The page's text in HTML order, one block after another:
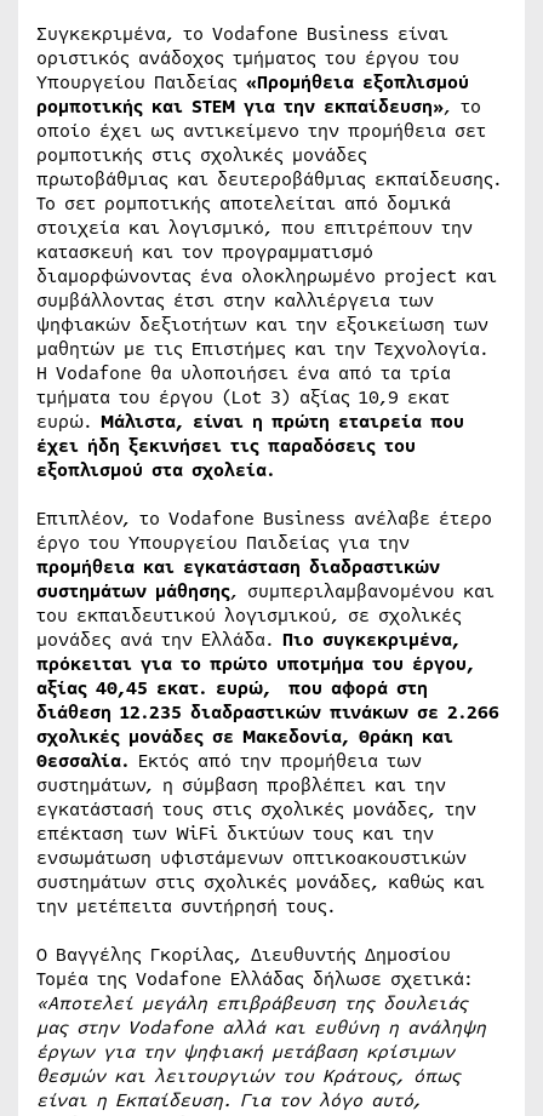
Συγκεκριμένα, το Vodafone Business είναι
οριστικός ανάδοχος τμήματος του έργου του
Υπουργείου Παιδείας «Προμήθεια εξοπλισμού
ρομποτικής και STEM για την εκπαίδευση», το
οποίο έχει ως αντικείμενο την προμήθεια σετ
ρομποτικής στις σχολικές μονάδες
πρωτοβάθμιας και δευτεροβάθμιας εκπαίδευσης.
Το σετ ρομποτικής αποτελείται από δομικά
στοιχεία και λογισμικό, που επιτρέπουν την
κατασκευή και τον προγραμματισμό
διαμορφώνοντας ένα ολοκληρωμένο project και
συμβάλλοντας έτσι στην καλλιέργεια των
ψηφιακών δεξιοτήτων και την εξοικείωση των
μαθητών με τις Επιστήμες και την Τεχνολογία.
Η Vodafone θα υλοποιήσει ένα από τα τρία
τμήματα του έργου (Lot 3) αξίας 10,9 εκατ
ευρώ. Μάλιστα, είναι η πρώτη εταιρεία που
έχει ήδη ξεκινήσει τις παραδόσεις του
εξοπλισμού στα σχολεία.
Επιπλέον, το Vodafone Business ανέλαβε έτερο
έργο του Υπουργείου Παιδείας για την
προμήθεια και εγκατάσταση διαδραστικών
συστημάτων μάθησης, συμπεριλαμβανομένου και
του εκπαιδευτικού λογισμικού, σε σχολικές
μονάδες ανά την Ελλάδα. Πιο συγκεκριμένα,
πρόκειται για το πρώτο υποτμήμα του έργου,
αξίας 40,45 εκατ. ευρώ, που αφορά στη
διάθεση 12.235 διαδραστικών πινάκων σε 2.266
σχολικές μονάδες σε Μακεδονία, Θράκη και
Θεσσαλία. Εκτός από την προμήθεια των
συστημάτων, η σύμβαση προβλέπει και την
εγκατάστασή τους στις σχολικές μονάδες, την
επέκταση των WiFi δικτύων τους και την
ενσωμάτωση υφιστάμενων οπτικοακουστικών
συστημάτων στις σχολικές μονάδες, καθώς και
την μετέπειτα συντήρησή τους.
Ο Βαγγέλης Γκορίλας, Διευθυντής Δημοσίου
Τομέα της Vodafone Ελλάδας δήλωσε σχετικά:
«Αποτελεί μεγάλη επιβράβευση της δουλειάς
μας στην Vodafone αλλά και ευθύνη η ανάληψη
έργων για την ψηφιακή μετάβαση κρίσιμων
θεσμών και λειτουργιών του Κράτους, όπως
είναι η Εκπαίδευση. Για τον λόγο αυτό,